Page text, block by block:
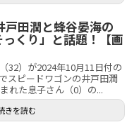
戸田潤と蜂谷晏海の
くり」と話題！【画
32）が2024年10月11日付の
スピードワゴンの井戸田潤
れた息子さん（0）の...
きを読む